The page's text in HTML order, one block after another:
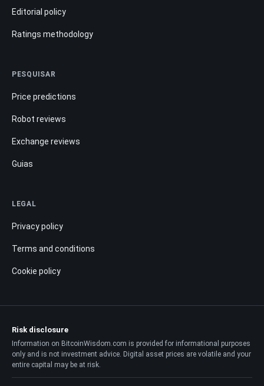
Editorial policy
Ratings methodology
PESQUISAR
Price predictions
Robot reviews
Exchange reviews
Guias
LEGAL
Privacy policy
Terms and conditions
Cookie policy
Risk disclosure
Information on BitcoinWisdom.com is provided for informational purposes
only and is not investment advice. Digital asset prices are volatile and your
entire capital may be at risk.